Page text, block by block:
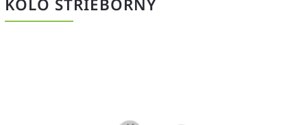
KOLO STRIEBORNÝ